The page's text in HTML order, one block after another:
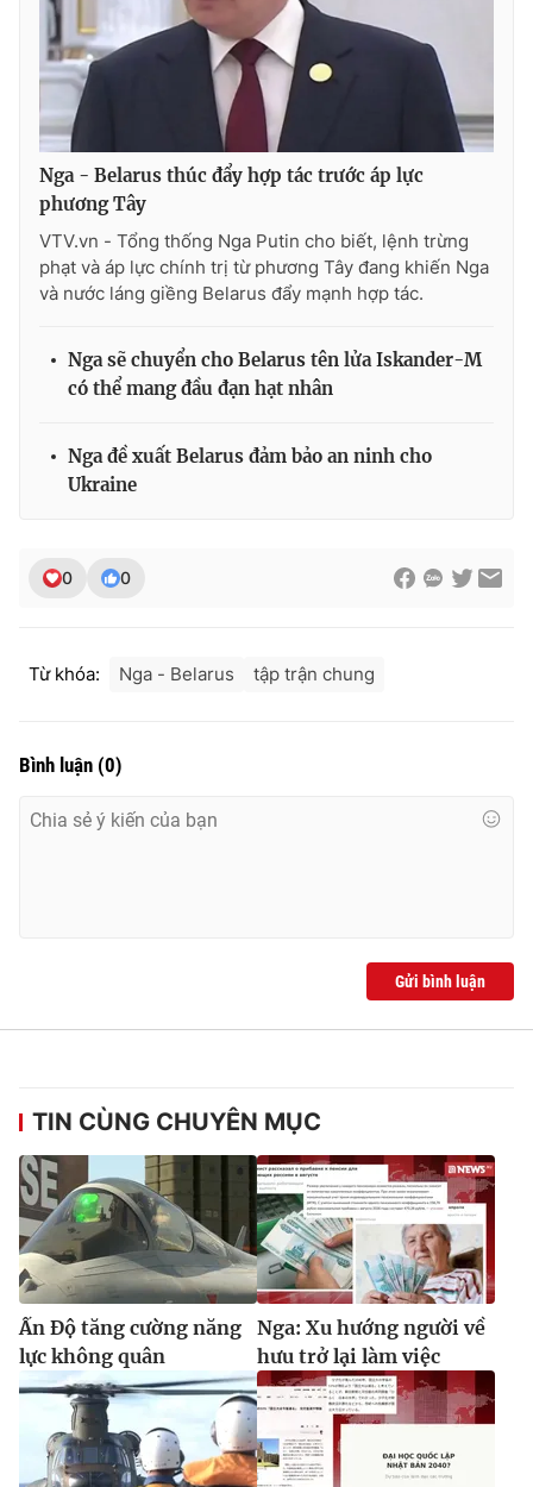
THỜI BÁO VTV
Theo dõi báo trên
Cơ quan chủ quản:Đài Truyền hình Việt Nam
Giấy phép hoạt động báo in và báo điện tử số 483/GP-BTTTT
cấp ngày 29/12/2023
Phó Tổng Biên tập: Nguyễn Thị Mỹ Hạnh, Phạm Quốc Thắng,
Nguyễn Trọng Ninh
Email:toasoan@vtv.vn
thuận bằng văn bản. Ghi rõ nguồn VTV.vn khi phát hành lại
Nga - Belarus thúc đẩy hợp tác trước áp lực
phương Tây
VTV.vn - Tổng thống Nga Putin cho biết, lệnh trừng
phạt và áp lực chính trị từ phương Tây đang khiến Nga
và nước láng giềng Belarus đẩy mạnh hợp tác.
Nga sẽ chuyển cho Belarus tên lửa Iskander-M
có thể mang đầu đạn hạt nhân
Nga đề xuất Belarus đảm bảo an ninh cho
Ukraine
0 0
Từ khóa: Nga - Belarus tập trận chung
Bình luận (0)
Gửi bình luận
TIN CÙNG CHUYÊN MỤC
Ấn Độ tăng cường năng
lực không quân
Nga: Xu hướng người về
hưu trở lại làm việc